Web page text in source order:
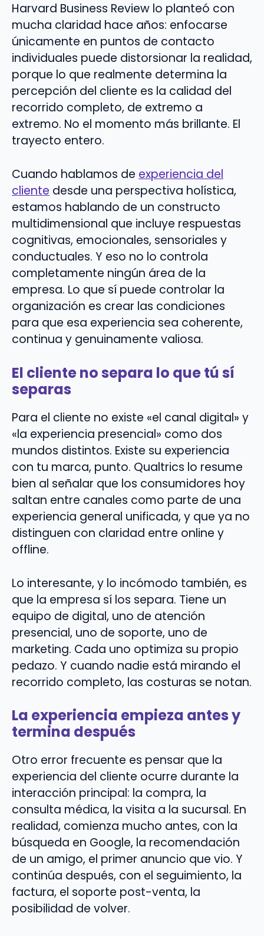
Harvard Business Review lo planteó con
mucha claridad hace años: enfocarse
únicamente en puntos de contacto
individuales puede distorsionar la realidad,
porque lo que realmente determina la
percepción del cliente es la calidad del
recorrido completo, de extremo a
extremo. No el momento más brillante. El
trayecto entero.
Cuando hablamos de experiencia del
cliente desde una perspectiva holística,
estamos hablando de un constructo
multidimensional que incluye respuestas
cognitivas, emocionales, sensoriales y
conductuales. Y eso no lo controla
completamente ningún área de la
empresa. Lo que sí puede controlar la
organización es crear las condiciones
para que esa experiencia sea coherente,
continua y genuinamente valiosa.
El cliente no separa lo que tú sí
separas
Para el cliente no existe «el canal digital» y
«la experiencia presencial» como dos
mundos distintos. Existe su experiencia
con tu marca, punto. Qualtrics lo resume
bien al señalar que los consumidores hoy
saltan entre canales como parte de una
experiencia general unificada, y que ya no
distinguen con claridad entre online y
offline.
Lo interesante, y lo incómodo también, es
que la empresa sí los separa. Tiene un
equipo de digital, uno de atención
presencial, uno de soporte, uno de
marketing. Cada uno optimiza su propio
pedazo. Y cuando nadie está mirando el
recorrido completo, las costuras se notan.
La experiencia empieza antes y
termina después
Otro error frecuente es pensar que la
experiencia del cliente ocurre durante la
interacción principal: la compra, la
consulta médica, la visita a la sucursal. En
realidad, comienza mucho antes, con la
búsqueda en Google, la recomendación
de un amigo, el primer anuncio que vio. Y
continúa después, con el seguimiento, la
factura, el soporte post-venta, la
posibilidad de volver.